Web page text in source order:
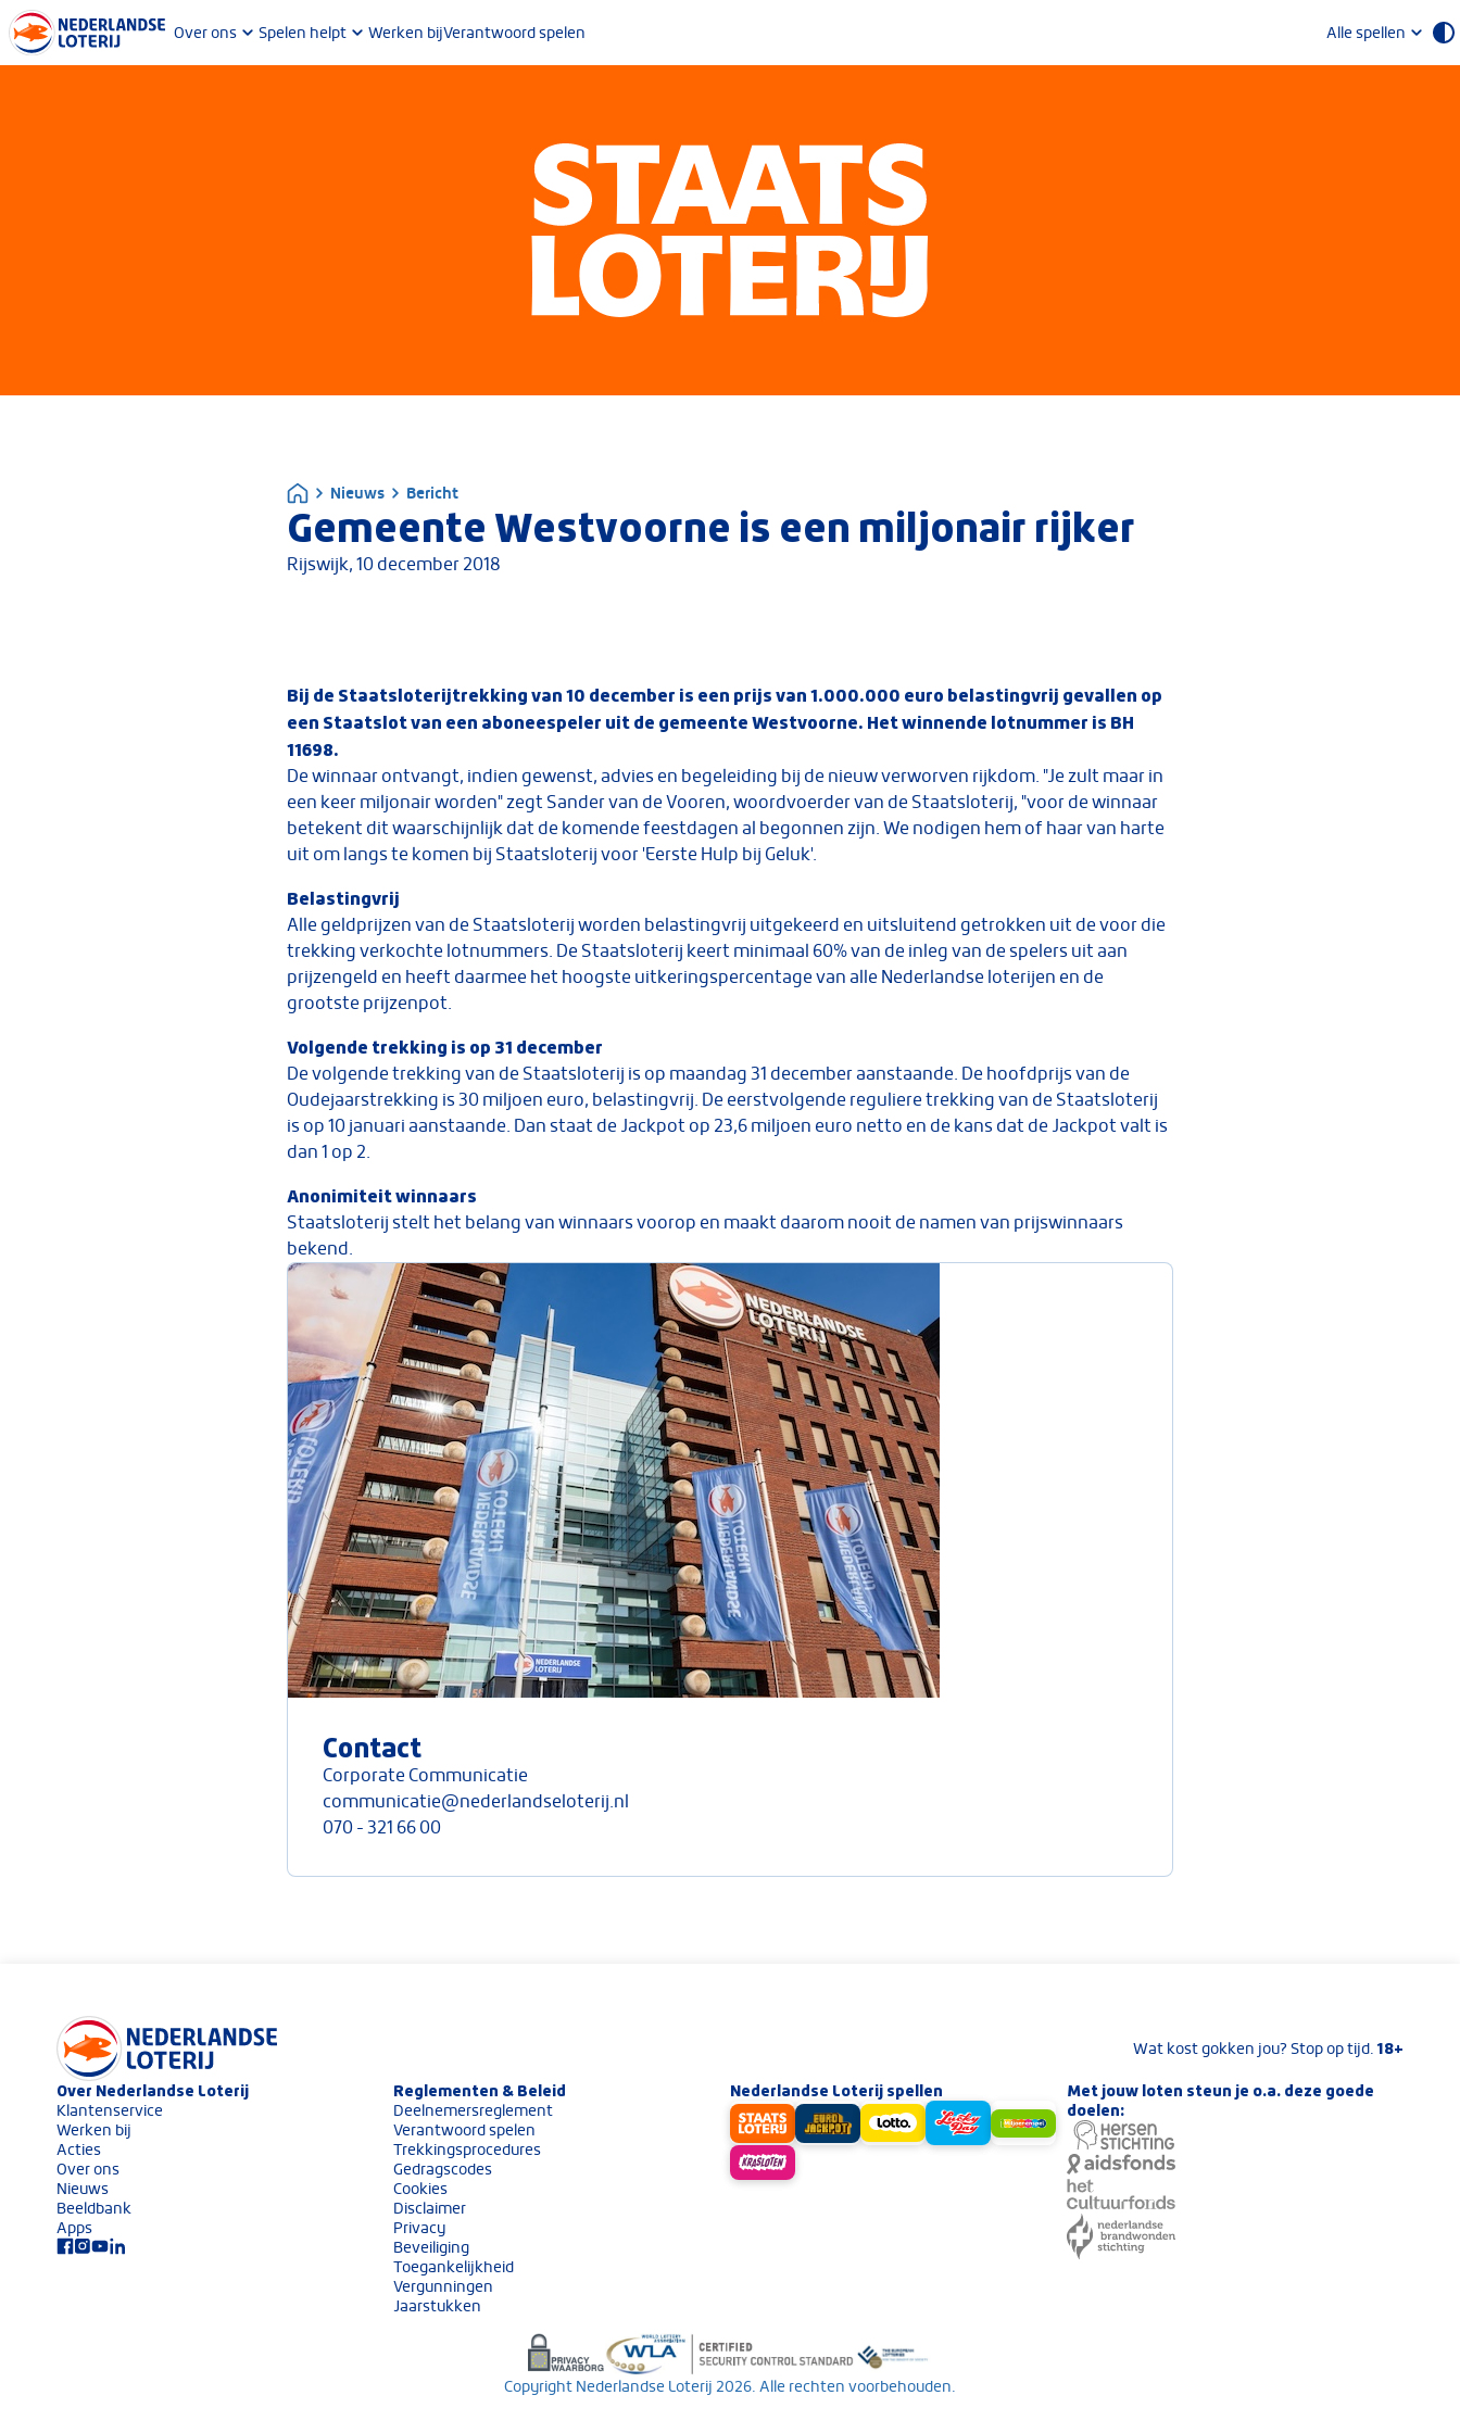
Over ons Spelen helpt Werken bijVerantwoord spelen Alle spellen
Nieuws Bericht
Gemeente Westvoorne is een miljonair rijker
Rijswijk, 10 december 2018
Bij de Staatsloterijtrekking van 10 december is een prijs van 1.000.000 euro belastingvrij gevallen op
een Staatslot van een aboneespeler uit de gemeente Westvoorne. Het winnende lotnummer is BH
11698.
De winnaar ontvangt, indien gewenst, advies en begeleiding bij de nieuw verworven rijkdom. "Je zult maar in
een keer miljonair worden" zegt Sander van de Vooren, woordvoerder van de Staatsloterij, "voor de winnaar
betekent dit waarschijnlijk dat de komende feestdagen al begonnen zijn. We nodigen hem of haar van harte
uit om langs te komen bij Staatsloterij voor 'Eerste Hulp bij Geluk'.
Belastingvrij
Alle geldprijzen van de Staatsloterij worden belastingvrij uitgekeerd en uitsluitend getrokken uit de voor die
trekking verkochte lotnummers. De Staatsloterij keert minimaal 60% van de inleg van de spelers uit aan
prijzengeld en heeft daarmee het hoogste uitkeringspercentage van alle Nederlandse loterijen en de
grootste prijzenpot.
Volgende trekking is op 31 december
De volgende trekking van de Staatsloterij is op maandag 31 december aanstaande. De hoofdprijs van de
Oudejaarstrekking is 30 miljoen euro, belastingvrij. De eerstvolgende reguliere trekking van de Staatsloterij
is op 10 januari aanstaande. Dan staat de Jackpot op 23,6 miljoen euro netto en de kans dat de Jackpot valt is
dan 1 op 2.
Anonimiteit winnaars
Staatsloterij stelt het belang van winnaars voorop en maakt daarom nooit de namen van prijswinnaars
bekend.
Contact
Corporate Communicatie
communicatie@nederlandseloterij.nl
070 - 321 66 00
Wat kost gokken jou? Stop op tijd.18+
Over Nederlandse Loterij
Klantenservice
Werken bij
Acties
Over ons
Nieuws
Beeldbank
Apps
Volg ons op social media Reglementen & Beleid
Deelnemersreglement
Verantwoord spelen
Trekkingsprocedures
Gedragscodes
Cookies
Disclaimer
Privacy
Beveiliging
Toegankelijkheid
Vergunningen
Jaarstukken
Nederlandse Loterij spellen
Met jouw loten steun je o.a. deze goede
doelen:
Keurmerken van Nederlandse Loterij
Copyright Nederlandse Loterij 2026. Alle rechten voorbehouden.